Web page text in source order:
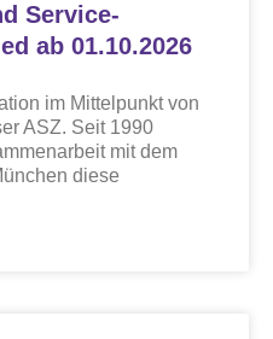
Service-
ab 01.10.2026
im Mittelpunkt von
ASZ. Seit 1990
mit dem
diese